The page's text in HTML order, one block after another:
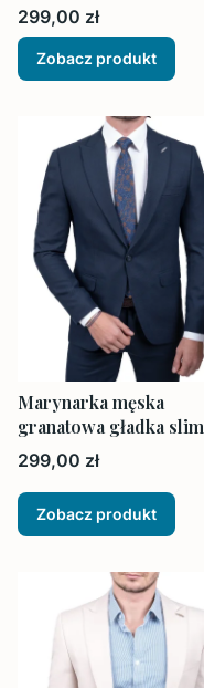
Cena
299,00 zł
Zobacz produkt
Marynarka męska
granatowa gładka slim
Cena
299,00 zł
Zobacz produkt